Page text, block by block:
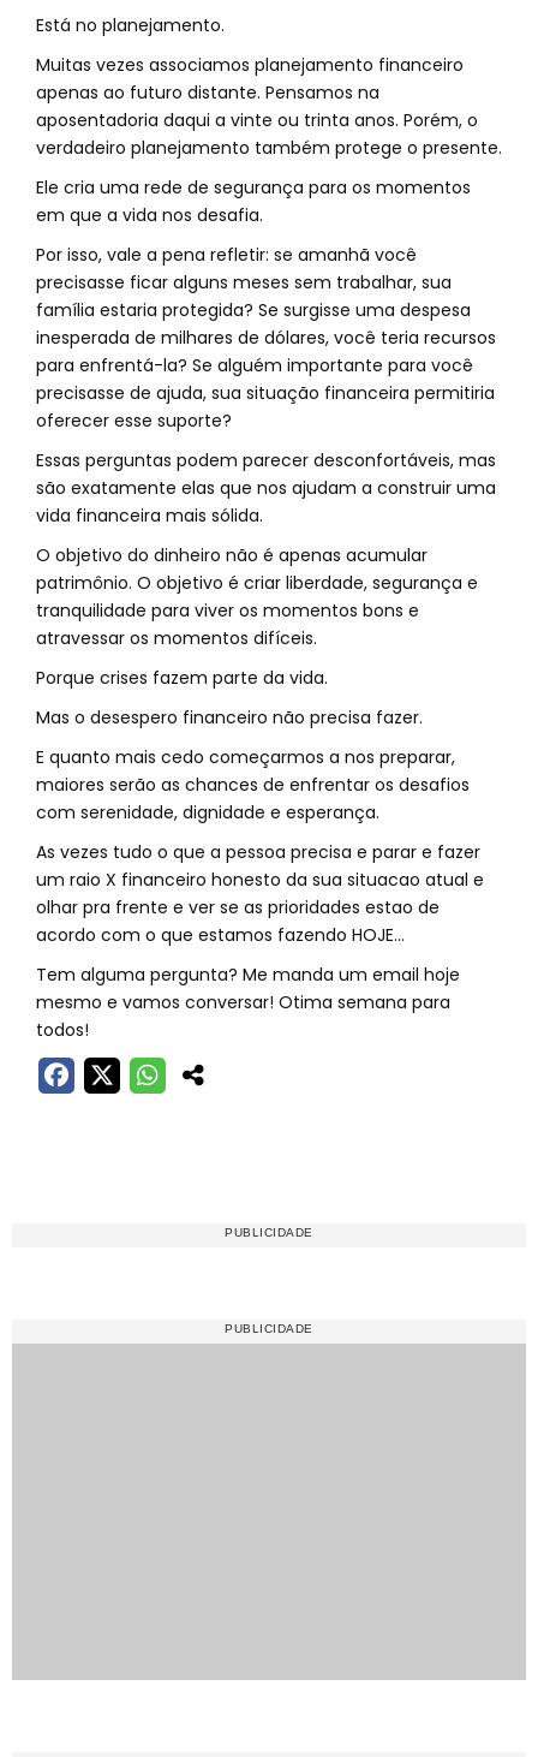
Está no planejamento.
Muitas vezes associamos planejamento financeiro
apenas ao futuro distante. Pensamos na
aposentadoria daqui a vinte ou trinta anos. Porém, o
verdadeiro planejamento também protege o presente.
Ele cria uma rede de segurança para os momentos
em que a vida nos desafia.
Por isso, vale a pena refletir: se amanhã você
precisasse ficar alguns meses sem trabalhar, sua
família estaria protegida? Se surgisse uma despesa
inesperada de milhares de dólares, você teria recursos
para enfrentá-la? Se alguém importante para você
precisasse de ajuda, sua situação financeira permitiria
oferecer esse suporte?
Essas perguntas podem parecer desconfortáveis, mas
são exatamente elas que nos ajudam a construir uma
vida financeira mais sólida.
O objetivo do dinheiro não é apenas acumular
patrimônio. O objetivo é criar liberdade, segurança e
tranquilidade para viver os momentos bons e
atravessar os momentos difíceis.
Porque crises fazem parte da vida.
Mas o desespero financeiro não precisa fazer.
E quanto mais cedo começarmos a nos preparar,
maiores serão as chances de enfrentar os desafios
com serenidade, dignidade e esperança.
As vezes tudo o que a pessoa precisa e parar e fazer
um raio X financeiro honesto da sua situacao atual e
olhar pra frente e ver se as prioridades estao de
acordo com o que estamos fazendo HOJE...
Tem alguma pergunta? Me manda um email hoje
mesmo e vamos conversar! Otima semana para
todos!